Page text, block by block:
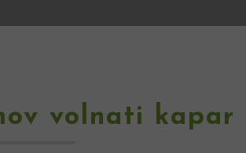
volnati kapar